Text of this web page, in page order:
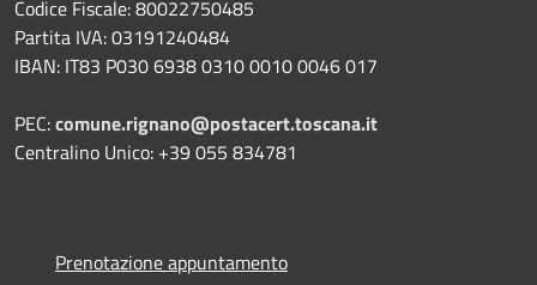
Codice Fiscale: 80022750485
Partita IVA: 03191240484
IBAN: IT83 P030 6938 0310 0010 0046 017
PEC:comune.rignano@postacert.toscana.it
Centralino Unico: +39 055 834781
Prenotazione appuntamento